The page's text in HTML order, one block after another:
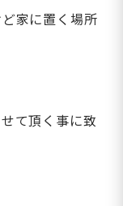
家に置く場所
て頂く事に致